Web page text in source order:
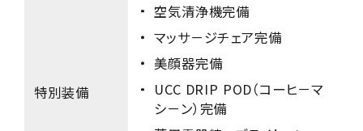
特別装備
空気清浄機完備
マッサ－ジチェア完備
美顔器完備
UCC DRIP POD（コーヒ－マ
シ－ン）完備